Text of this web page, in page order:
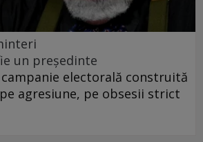
un președinte
electorală construită
agresiune, pe obsesii strict